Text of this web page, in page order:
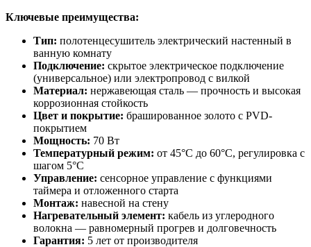
Ключевые преимущества:
Тип: полотенцесушитель электрический настенный в
ванную комнату
Подключение: скрытое электрическое подключение
(универсальное) или электропровод с вилкой
Материал: нержавеющая сталь — прочность и высокая
коррозионная стойкость
Цвет и покрытие: брашированное золото с PVD-
покрытием
Мощность: 70 Вт
Температурный режим: от 45°C до 60°C, регулировка с
шагом 5°C
Управление: сенсорное управление с функциями
таймера и отложенного старта
Монтаж: навесной на стену
Нагревательный элемент: кабель из углеродного
волокна — равномерный прогрев и долговечность
Гарантия: 5 лет от производителя